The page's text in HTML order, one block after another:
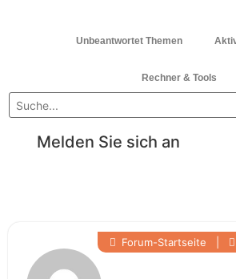
Unbeantwortet Themen
Rechner & Tools
Melden Sie sich an
Forum-Startseite